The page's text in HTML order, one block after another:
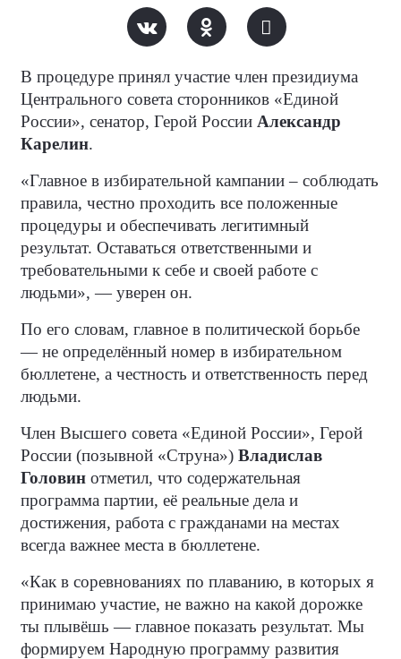
В процедуре принял участие член президиума
Центрального совета сторонников «Единой
России», сенатор, Герой России Александр
Карелин.
«Главное в избирательной кампании – соблюдать
правила, честно проходить все положенные
процедуры и обеспечивать легитимный
результат. Оставаться ответственными и
требовательными к себе и своей работе с
людьми», — уверен он.
По его словам, главное в политической борьбе
— не определённый номер в избирательном
бюллетене, а честность и ответственность перед
людьми.
Член Высшего совета «Единой России», Герой
России (позывной «Струна») Владислав
Головин отметил, что содержательная
программа партии, её реальные дела и
достижения, работа с гражданами на местах
всегда важнее места в бюллетене.
«Как в соревнованиях по плаванию, в которых я
принимаю участие, не важно на какой дорожке
ты плывёшь — главное показать результат. Мы
формируем Народную программу развития